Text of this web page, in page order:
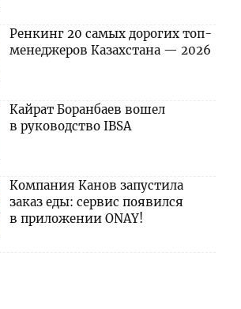
Ренкинг 20 самых дорогих топ-
менеджеров Казахстана — 2026
Кайрат Боранбаев вошел
в руководство IBSA
Компания Канов запустила
заказ еды: сервис появился
в приложении ONAY!